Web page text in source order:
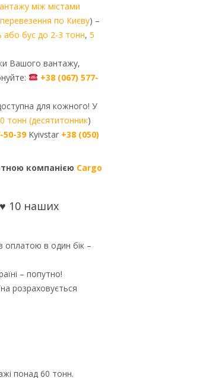
між містами
по Києву) –
або бус до 2-3 тонн, 5
Вашого вантажу,
+38 (067) 577-
для кожного! У
тонн (десятитонник)
50-39Kyivstar +38 (050)
компанією Cargo
10 наших
оплатою в один бік –
– попутно!
розраховується
понад 60 тонн.